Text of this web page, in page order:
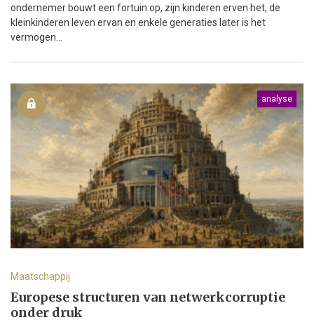
ondernemer bouwt een fortuin op, zijn kinderen erven het, de
kleinkinderen leven ervan en enkele generaties later is het
vermogen...
analyse
Maatschappij
Europese structuren van netwerkcorruptie
onder druk